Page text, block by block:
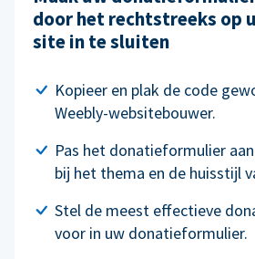
door het rechtstreeks op
site in te sluiten
Kopieer en plak de code
Weebly-websitebouwer.
Pas het donatieformulier
bij het thema en de huisstijl
Stel de meest effectieve
voor in uw donatieformulier.